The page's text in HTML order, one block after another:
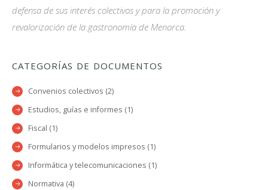
defensa de sus interés colectivos y para la promoción y
revalorización de la gastronomía de Menorca.
CATEGORÍAS DE DOCUMENTOS
Convenios colectivos (2)
Estudios, guías e informes (1)
Fiscal (1)
Formularios y modelos impresos (1)
Informática y telecomunicaciones (1)
Normativa (4)